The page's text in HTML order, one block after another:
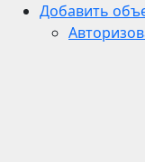
Добавить